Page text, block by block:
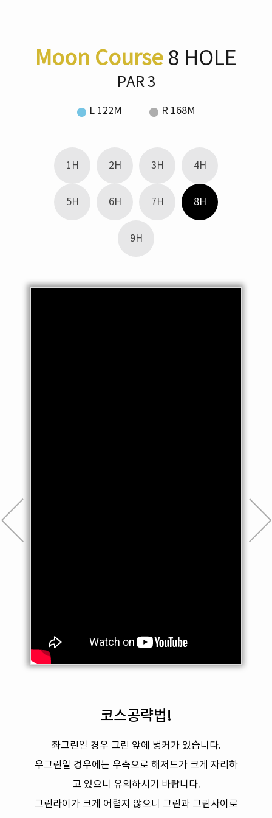
Moon Course8 HOLE
PAR 3
L 122M R 168M
1H 2H 3H 4H
5H 6H 7H 8H
9H
코스공략법!
좌그린일 경우 그린 앞에 벙커가 있습니다.
우그린일 경우에는 우측으로 해저드가 크게 자리하
고 있으니 유의하시기 바랍니다.
그린라이가 크게 어렵지 않으니 그린과 그린사이로